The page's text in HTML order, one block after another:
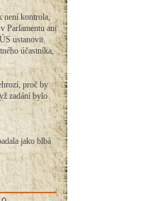
není kontrola,
Parlamentu ani
ustanovit
účastníka,
proč by
zadání bylo
jako blbá